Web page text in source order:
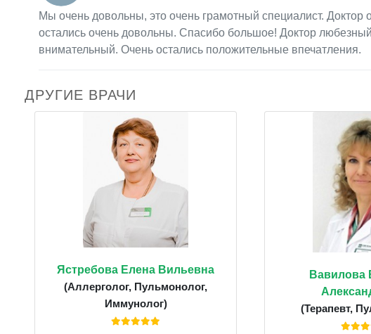
Мы очень довольны, это очень грамотный специалист. Доктор
остались очень довольны. Спасибо большое! Доктор
внимательный. Очень остались положительные впечатления.
ДРУГИЕ ВРАЧИ
Ястребова Елена Вильевна
(Аллерголог, Пульмонолог,
Иммунолог)
Вавилова
(Терапевт,